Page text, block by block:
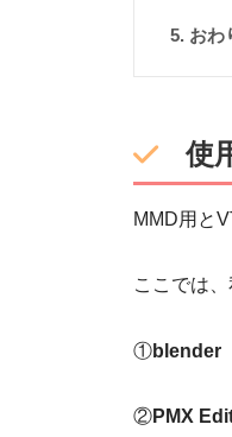
おわ
使
MMD用と
ここでは
①blender
②PMX